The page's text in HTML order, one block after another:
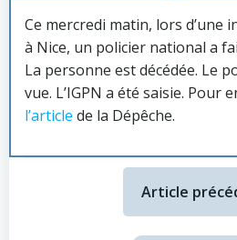
Ce mercredi matin, lors d’une
à Nice, un policier national a
La personne est décédée. Le
vue. L’IGPN a été saisie. Pour
l’article de la Dépêche.
Article